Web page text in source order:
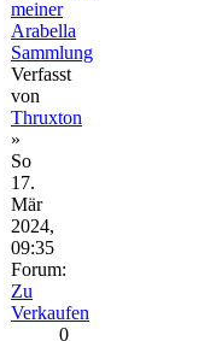
meiner
Arabella
Sammlung
Verfasst
von
Thruxton
»
So
17.
Mär
2024,
09:35
Forum:
Zu
Verkaufen
0